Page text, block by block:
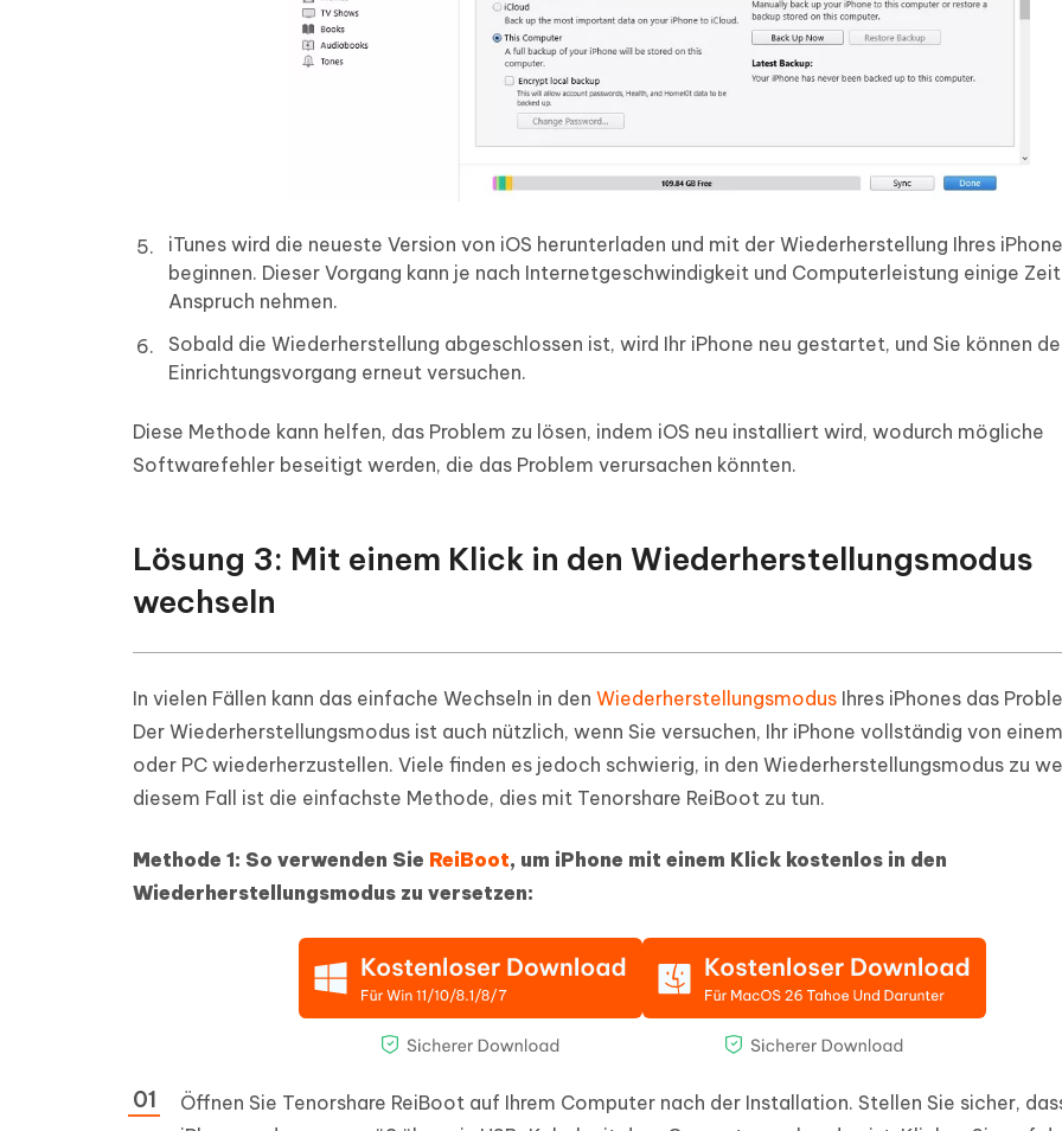
iTunes wird die neueste Version von iOS herunterladen und mit der Wiederherstellung Ihres
beginnen. Dieser Vorgang kann je nach Internetgeschwindigkeit und Computerleistung einige
Anspruch nehmen.
Sobald die Wiederherstellung abgeschlossen ist, wird Ihr iPhone neu gestartet, und Sie können
Einrichtungsvorgang erneut versuchen.
Diese Methode kann helfen, das Problem zu lösen, indem iOS neu installiert wird, wodurch mögliche
Softwarefehler beseitigt werden, die das Problem verursachen könnten.
Lösung 3: Mit einem Klick in den Wiederherstellungsmodus
wechseln
In vielen Fällen kann das einfache Wechseln in den Wiederherstellungsmodus Ihres iPhones das
Der Wiederherstellungsmodus ist auch nützlich, wenn Sie versuchen, Ihr iPhone vollständig von
oder PC wiederherzustellen. Viele finden es jedoch schwierig, in den Wiederherstellungsmodus zu
diesem Fall ist die einfachste Methode, dies mit Tenorshare ReiBoot zu tun.
Methode 1: So verwenden Sie ReiBoot, um iPhone mit einem Klick kostenlos in den
Wiederherstellungsmodus zu versetzen:
Öffnen Sie Tenorshare ReiBoot auf Ihrem Computer nach der Installation. Stellen Sie sicher,